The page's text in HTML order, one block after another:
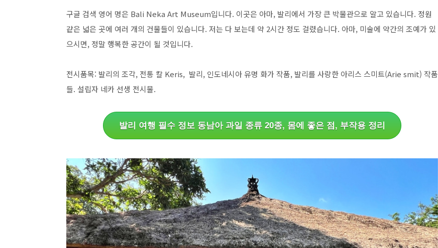
구글 검색 영어 명은 Bali Neka Art Museum입니다. 이곳은 아마, 발리에서 가장 큰 박물관으로 알고 있습니다. 정원
같은 넓은 곳에 여러 개의 건물들이 있습니다. 저는 다 보는데 약 2시간 정도 걸렸습니다. 아마, 미술에 약간의 조예가 있
으시면, 정말 행복한 공간이 될 것입니다.
전시품목: 발리의 조각, 전통 칼 Keris, 발리, 인도네시아 유명 화가 작품, 발리를 사랑한 아리스 스미트(Arie smit) 작품
들. 설립자 네카 선생 전시물.
발리 여행 필수 정보 동남아 과일 종류 20종, 몸에 좋은 점, 부작용 정리